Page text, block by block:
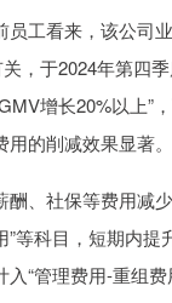
工看来，该公司
，于2024年第四
增长20%以上”
用的削减效果显著
酬、社保等费用减
”等科目，短期内提
“管理费用-重组费